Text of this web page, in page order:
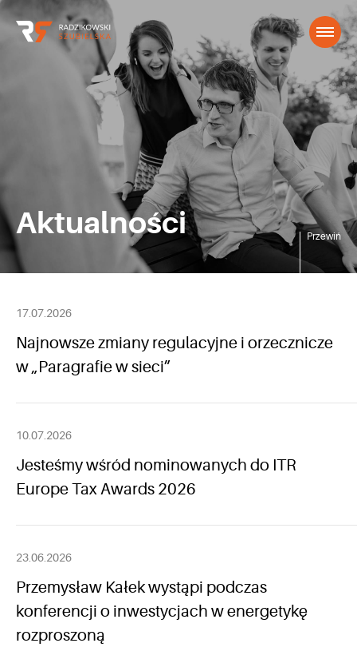
Aktualności Przewiń
17.07.2026
Najnowsze zmiany regulacyjne i orzecznicze
w „Paragrafie w sieci”
10.07.2026
Jesteśmy wśród nominowanych do ITR
Europe Tax Awards 2026
23.06.2026
Przemysław Kałek wystąpi podczas
konferencji o inwestycjach w energetykę
rozproszoną